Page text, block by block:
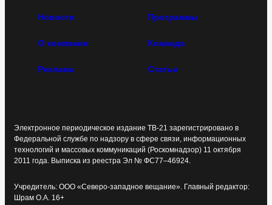
Новости Программы
О компании Команда
Реклама Статьи
Электронное периодическое издание ТВ-21 зарегистрировано в
Федеральной службе по надзору в сфере связи, информационных
технологий и массовых коммуникаций (Роскомнадзор) 11 октября
2011 года. Выписка из реестра Эл № ФС77–46924.
Учредитель: ООО «Северо-западное вещание». Главный редактор:
Шрам О.А. 16+